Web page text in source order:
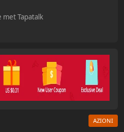
met Tapatalk
AZIONI